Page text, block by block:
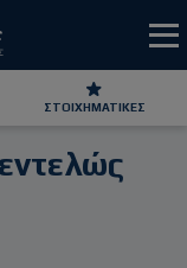
ΣΤΟΙΧΗΜΑΤΙΚΕΣ